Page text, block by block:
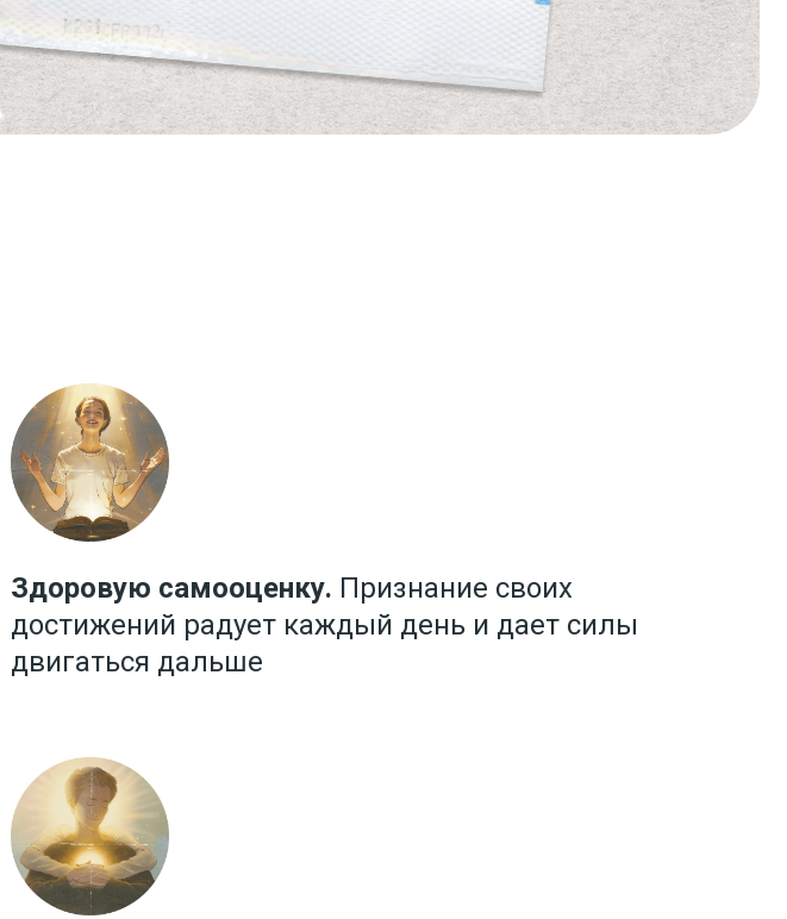
Здоровую самооценку. Признание своих
достижений радует каждый день и дает силы
двигаться дальше